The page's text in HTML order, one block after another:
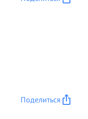
Поделиться